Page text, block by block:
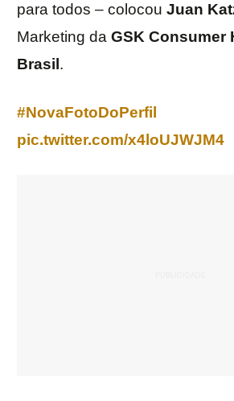
para todos – colocou Juan
Marketing da GSK Consumer
Brasil .
#NovaFotoDoPerfil
pic.twitter.com/x4loUJWJM4